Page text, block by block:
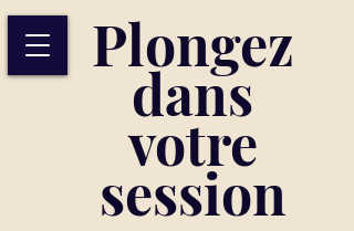
Plongez
dans
votre
session